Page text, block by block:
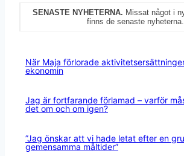
SENASTE NYHETERNA. Missat något i
finns de senaste nyheterna.
När Maja förlorade
ekonomin
Jag är fortfarande förlamad – varför
det om och om igen?
”Jag önskar att vi hade letat efter en
gemensamma måltider”